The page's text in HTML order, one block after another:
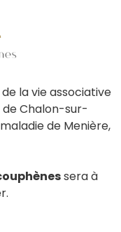
la vie associative
Chalon-sur-
de Menière,
sera à